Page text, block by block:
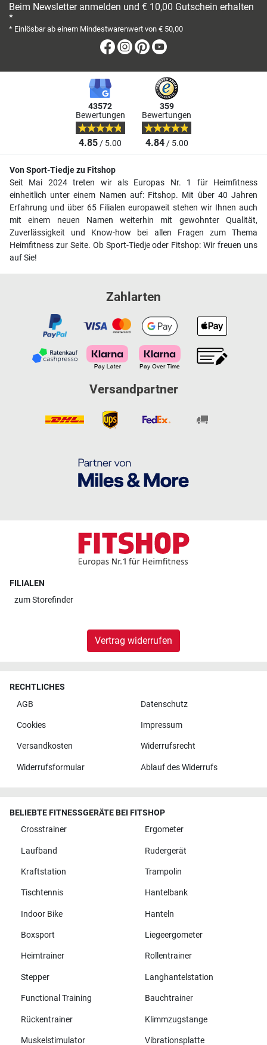
Beim Newsletter anmelden und € 10,00 Gutschein erhalten
*
* Einlösbar ab einem Mindestwarenwert von € 50,00
Facebook
Instagram
Pinterest
43572
Bewertungen
4.85/ 5.00
359
Bewertungen
4.84/ 5.00
Von Sport-Tiedje zu Fitshop
Seit Mai 2024 treten wir als Europas Nr. 1 für Heimfitness
einheitlich unter einem Namen auf: Fitshop. Mit über 40 Jahren
Erfahrung und über 65 Filialen europaweit stehen wir Ihnen auch
mit einem neuen Namen weiterhin mit gewohnter Qualität,
Zuverlässigkeit und Know-how bei allen Fragen zum Thema
Heimfitness zur Seite. Ob Sport-Tiedje oder Fitshop: Wir freuen uns
auf Sie!
Zahlarten
Versandpartner
FILIALEN
zumStorefinder
Vertrag widerrufen
RECHTLICHES
AGB
Datenschutz
Cookies Impressum
Versandkosten Widerrufsrecht
Widerrufsformular Ablauf des Widerrufs
BELIEBTE FITNESSGERÄTE BEI FITSHOP
Crosstrainer
Ergometer
Laufband Rudergerät
Kraftstation Trampolin
Tischtennis Hantelbank
Indoor Bike Hanteln
Boxsport Liegeergometer
Heimtrainer Rollentrainer
Stepper Langhantelstation
Functional Training Bauchtrainer
Rückentrainer Klimmzugstange
Muskelstimulator Vibrationsplatte